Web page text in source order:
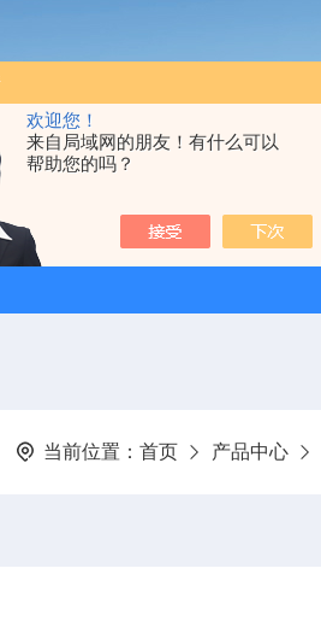
欢迎您！
来自局域网的朋友！有什么可以
帮助您的吗？
当前位置： 首页 产品中心